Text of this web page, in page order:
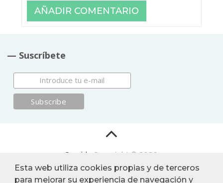
— Suscríbete
Comida Copyright © 2026.
Esta web utiliza cookies propias y de terceros
para mejorar su experiencia de navegación y